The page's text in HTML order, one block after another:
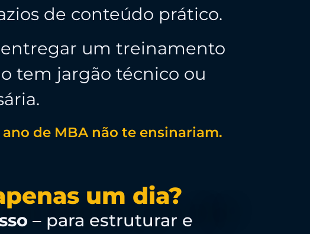
de conteúdo prático.
um treinamento
tem jargão técnico ou
de MBA não te ensinariam.
um dia?
– para estruturar e